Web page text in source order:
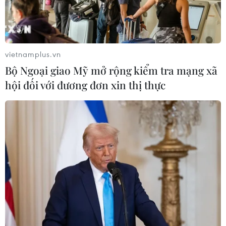
nhất phạm vi đàm phán
07/08/2026 03:04
Giá vàng trong nước giảm nhẹ,
thương hiệu SJC lùi về ngưỡng 142,2
triệu đồng
Hãng BMW bắt đầu sản xuất hàng
loạt mẫu xe thuần điện “thế hệ mới”
07/08/2026 01:52
Kho dự trữ khí đốt của EU còn chưa
đầy 60% ngay trước mùa Đông
vietnamplus.vn
Bộ Ngoại giao Mỹ mở rộng kiểm tra mạng xã
hội đối với đương đơn xin thị thực